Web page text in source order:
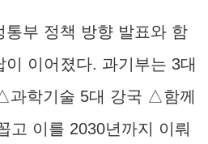
통부 정책 방향 발표와 함
이어졌다. 과기부는 3대
학기술 5대 강국 △함께
고 이를 2030년까지 이뤄